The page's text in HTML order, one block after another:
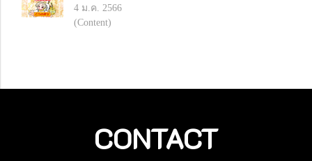
4 ม.ค. 2566
(Content)
CONTACT